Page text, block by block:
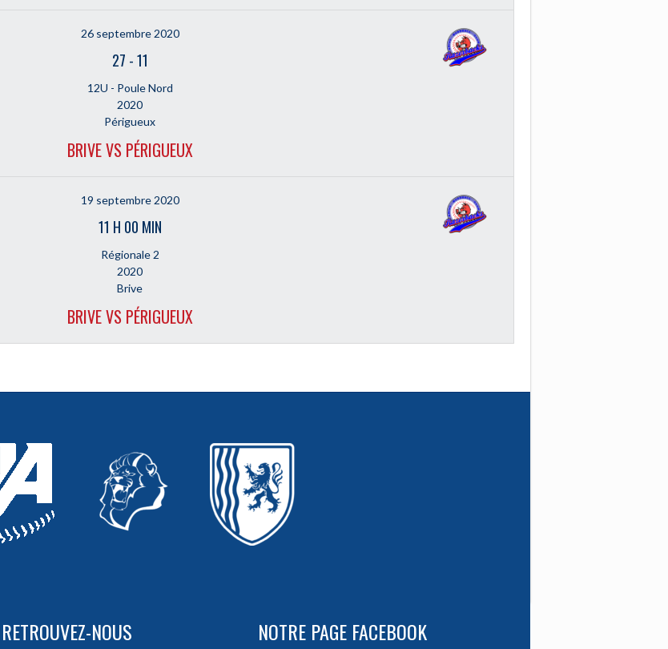
26 septembre 2020
27 -11
12U - Poule Nord
2020
Périgueux
BRIVE VS PÉRIGUEUX
19 septembre 2020
11 H 00 MIN
Régionale 2
2020
Brive
BRIVE VS PÉRIGUEUX
RETROUVEZ-NOUS NOTRE PAGE FACEBOOK